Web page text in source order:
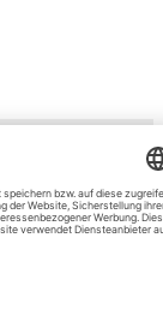
Muster-Widerruf